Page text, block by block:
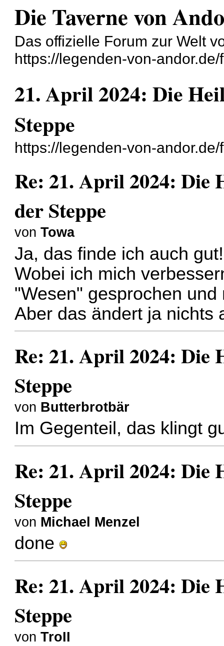
Die Taverne von
Das offizielle Forum zur Welt
https://legenden-von-andor.de/
21. April 2024: Die
Steppe
https://legenden-von-
Re: 21. April 2024: Die
der Steppe
vonTowa
Ja, das finde ich auch
Wobei ich mich
"Wesen" gesprochen
Aber das ändert ja nichts
Re: 21. April 2024: Die
Steppe
von Butterbrotbär
Im Gegenteil, das klingt
Re: 21. April 2024: Die
Steppe
von Michael Menzel
done
Re: 21. April 2024: Die
Steppe
vonTroII